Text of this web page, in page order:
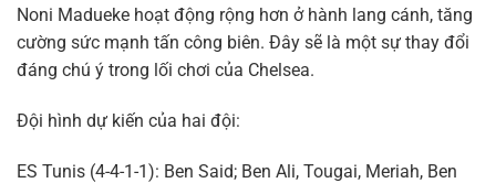
Noni Madueke hoạt động rộng hơn ở hành lang cánh, tăng
cường sức mạnh tấn công biên. Đây sẽ là một sự thay đổi
đáng chú ý trong lối chơi của Chelsea.
Đội hình dự kiến của hai đội:
ES Tunis (4-4-1-1): Ben Said; Ben Ali, Tougai, Meriah, Ben